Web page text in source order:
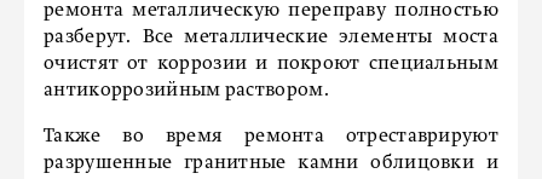
ремонта металлическую переправу полностью
разберут. Все металлические элементы моста
очистят от коррозии и покроют специальным
антикоррозийным раствором.
Также во время ремонта отреставрируют
разрушенные гранитные камни облицовки и